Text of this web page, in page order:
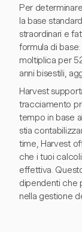
Per
la base
straordinari e
formula di
moltiplica per
anni bisestili,
Harvest
tracciamento
tempo in base
stia
time, Harvest
che i tuoi
effettiva.
dipendenti che
nella gestione